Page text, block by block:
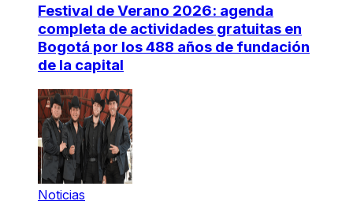
Festival de Verano 2026: agenda
completa de actividades gratuitas en
Bogotá por los 488 años de fundación
de la capital
Noticias